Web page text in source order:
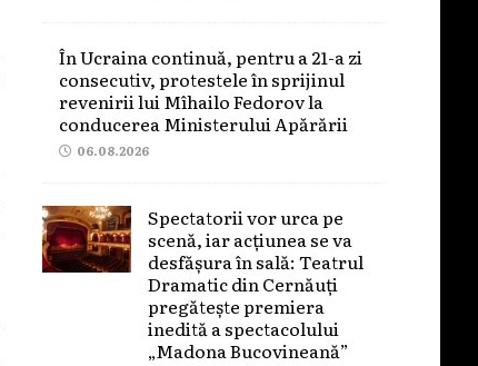
În Ucraina continuă, pentru a 21-a zi
consecutiv, protestele în sprijinul
revenirii lui Mîhailo Fedorov la
conducerea Ministerului Apărării
06.08.2026
Spectatorii vor urca pe
scenă, iar acțiunea se va
desfășura în sală: Teatrul
Dramatic din Cernăuți
pregătește premiera
inedită a spectacolului
„Madona Bucovineană”